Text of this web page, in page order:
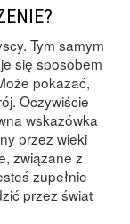
Tym samym
się sposobem
pokazać,
Oczywiście
wskazówka
przez wieki
związane z
zupełnie
przez świat